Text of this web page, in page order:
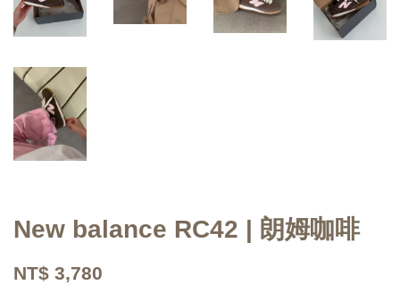
New balance RC42 | 朗姆咖啡
NT$ 3,780